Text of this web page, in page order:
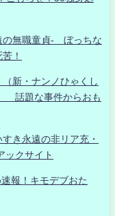
無職童貞- ぼっちな
！
新・ナンノひゃくし
話題な事件からおも
き永遠の非リア充・
ックサイト
報！キモデブおた